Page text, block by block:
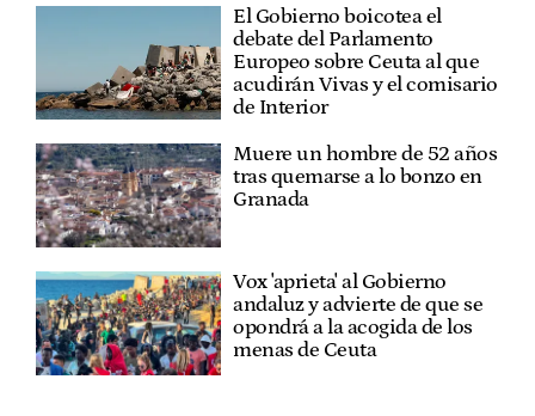
El Gobierno boicotea el
debate del Parlamento
Europeo sobre Ceuta al que
acudirán Vivas y el comisario
de Interior
Muere un hombre de 52 años
tras quemarse a lo bonzo en
Granada
Vox 'aprieta' al Gobierno
andaluz y advierte de que se
opondrá a la acogida de los
menas de Ceuta